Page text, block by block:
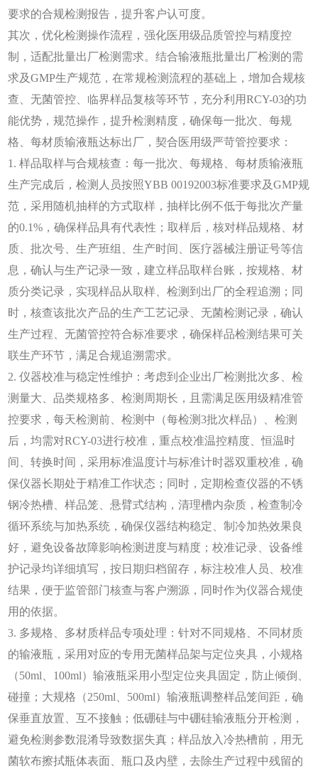
要求的合规检测报告，提升客户认可度。
其次，优化检测操作流程，强化医用级品质管控与精度控
制，适配批量出厂检测需求。结合输液瓶批量出厂检测的需
求及GMP生产规范，在常规检测流程的基础上，增加合规核
查、无菌管控、临界样品复核等环节，充分利用RCY-03的功
能优势，规范操作，提升检测精度，确保每一批次、每规
格、每材质输液瓶达标出厂，契合医用级严苛管控要求：
1. 样品取样与合规核查：每一批次、每规格、每材质输液瓶
生产完成后，检测人员按照YBB 00192003标准要求及GMP规
范，采用随机抽样的方式取样，抽样比例不低于每批次产量
的0.1%，确保样品具有代表性；取样后，核对样品规格、材
质、批次号、生产班组、生产时间、医疗器械注册证号等信
息，确认与生产记录一致，建立样品取样台账，按规格、材
质分类记录，实现样品从取样、检测到出厂的全程追溯；同
时，核查该批次产品的生产工艺记录、无菌检测记录，确认
生产过程、无菌管控符合标准要求，确保样品检测结果可关
联生产环节，满足合规追溯需求。
2. 仪器校准与稳定性维护：考虑到企业出厂检测批次多、检
测量大、品类规格多、检测周期长，且需满足医用级精准管
控要求，每天检测前、检测中（每检测3批次样品）、检测
后，均需对RCY-03进行校准，重点校准温控精度、恒温时
间、转换时间，采用标准温度计与标准计时器双重校准，确
保仪器长期处于精准工作状态；同时，定期检查仪器的不锈
钢冷热槽、样品笼、悬臂式结构，清理槽内杂质，检查制冷
循环系统与加热系统，确保仪器结构稳定、制冷加热效果良
好，避免设备故障影响检测进度与精度；校准记录、设备维
护记录均详细填写，按日期归档留存，标注校准人员、校准
结果，便于监管部门核查与客户溯源，同时作为仪器合规使
用的依据。
3. 多规格、多材质样品专项处理：针对不同规格、不同材质
的输液瓶，采用对应的专用无菌样品架与定位夹具，小规格
（50ml、100ml）输液瓶采用小型定位夹具固定，防止倾倒、
碰撞；大规格（250ml、500ml）输液瓶调整样品笼间距，确
保垂直放置、互不接触；低硼硅与中硼硅输液瓶分开检测，
避免检测参数混淆导致数据失真；样品放入冷热槽前，用无
菌软布擦拭瓶体表面、瓶口及内壁，去除生产过程中残留的